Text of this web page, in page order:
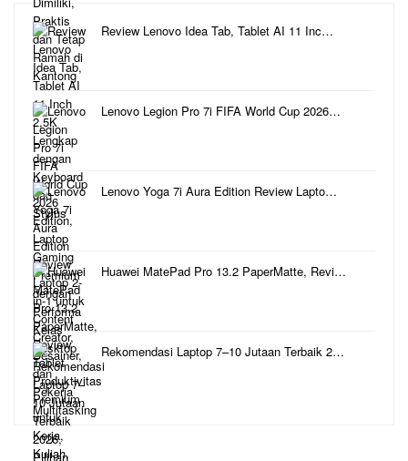
Review Lenovo Idea Tab, Tablet AI 11 Inc…
Lenovo Legion Pro 7i FIFA World Cup 2026…
Lenovo Yoga 7i Aura Edition Review Lapto…
Huawei MatePad Pro 13.2 PaperMatte, Revi…
Rekomendasi Laptop 7–10 Jutaan Terbaik 2…